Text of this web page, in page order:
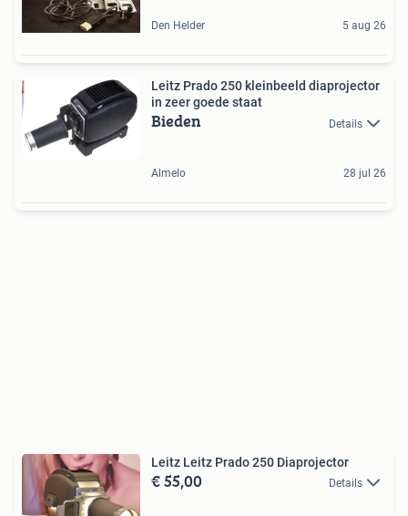
Den Helder 5 aug 26
Leitz Prado 250 kleinbeeld diaprojector
in zeer goede staat
Bieden Details
Almelo 28 jul 26
Leitz Leitz Prado 250 Diaprojector
€ 55,00 Details